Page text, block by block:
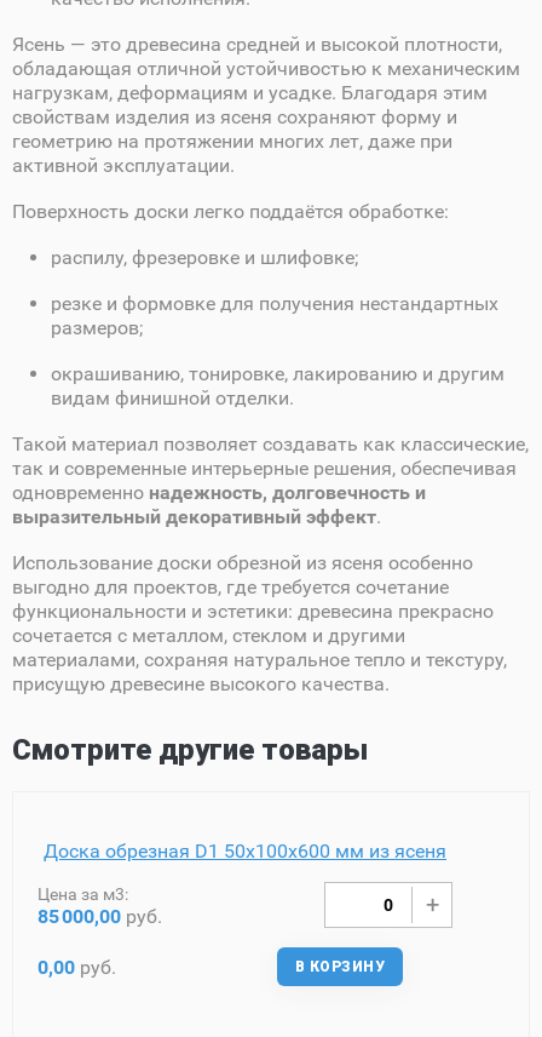
Ясень — это древесина средней и высокой плотности,
обладающая отличной устойчивостью к механическим
нагрузкам, деформациям и усадке. Благодаря этим
свойствам изделия из ясеня сохраняют форму и
геометрию на протяжении многих лет, даже при
активной эксплуатации.
Поверхность доски легко поддаётся обработке:
распилу, фрезеровке и шлифовке;
резке и формовке для получения нестандартных
размеров;
окрашиванию, тонировке, лакированию и другим
видам финишной отделки.
Такой материал позволяет создавать как классические,
так и современные интерьерные решения, обеспечивая
одновременно надежность, долговечность и
выразительный декоративный эффект.
Использование доски обрезной из ясеня особенно
выгодно для проектов, где требуется сочетание
функциональности и эстетики: древесина прекрасно
сочетается с металлом, стеклом и другими
материалами, сохраняя натуральное тепло и текстуру,
присущую древесине высокого качества.
Смотрите другие товары
Доска обрезная D1 50х100х600 мм из ясеня
Цена за м3:
85000,00 руб.
0,00 руб. В КОРЗИНУ